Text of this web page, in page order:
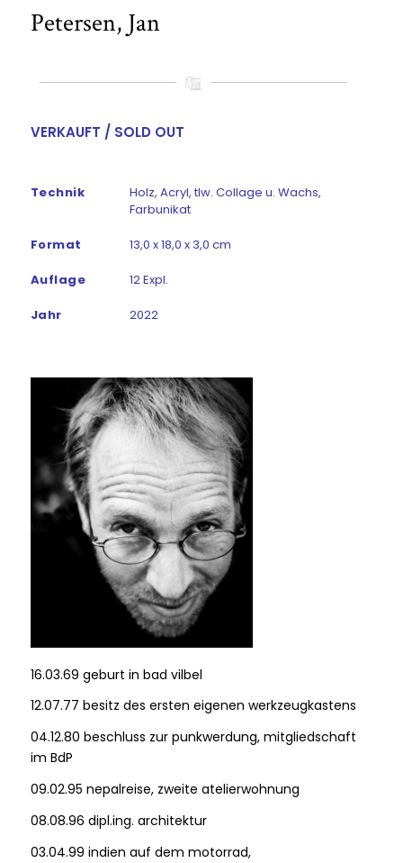
Petersen, Jan
VERKAUFT / SOLD OUT
Technik
Holz, Acryl, tlw. Collage u. Wachs,
Farbunikat
Format 13,0 x 18,0 x 3,0 cm
Auflage 12 Expl.
Jahr 2022
16.03.69 geburt in bad vilbel
12.07.77 besitz des ersten eigenen werkzeugkastens
04.12.80 beschluss zur punkwerdung, mitgliedschaft
im BdP
09.02.95 nepalreise, zweite atelierwohnung
08.08.96 dipl.ing. architektur
03.04.99 indien auf dem motorrad,